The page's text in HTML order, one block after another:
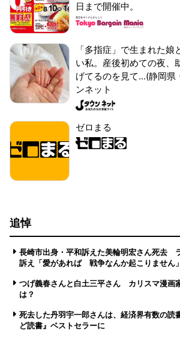
日まで開催中。
「多指症」で生まれた
い私。産後初めての夜、
げてるのを見て...(静岡
ンネット
ゼロまる
追悼
長崎市出身・平和訴えた美輪明宏さん死去
訴え「愛があれば 戦争なんか起こりません」
つげ義春さんと白土三平さん カリスマ漫画
は？
死去した丹羽宇一郎さんは、経済界有数の
ど読書』ベストセラーに